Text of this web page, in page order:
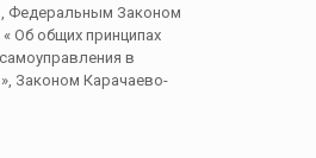
Федеральным Законом
Об общих принципах
в
Законом Карачаево-